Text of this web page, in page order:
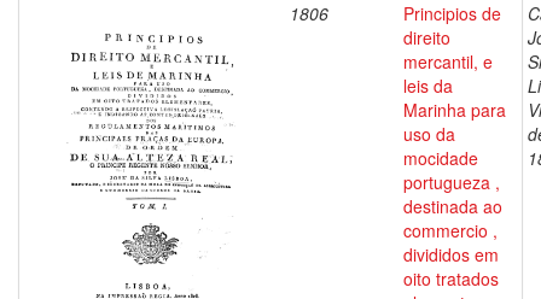
1806
Principios de
direito
mercantil, e
leis da
Marinha para
uso da
mocidade
portugueza ,
destinada ao
commercio ,
divididos em
oito tratados